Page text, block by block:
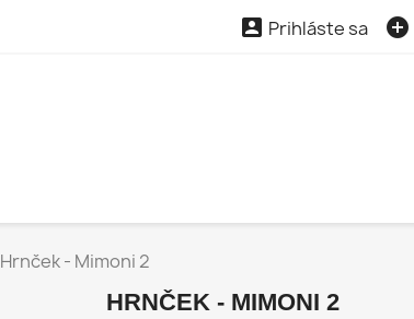
 Prihláste sa 
Hrnček - Mimoni 2
HRNČEK - MIMONI 2